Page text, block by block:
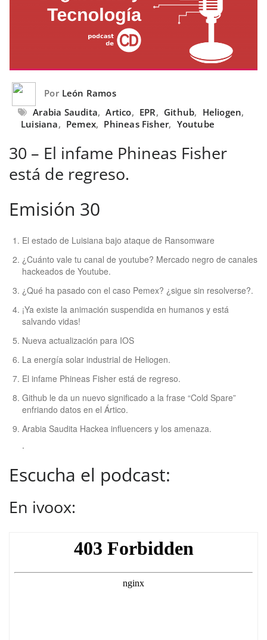
Por León Ramos
Arabia Saudita, Artico, EPR, Github, Heliogen,
Luisiana, Pemex, Phineas Fisher, Youtube
30 – El infame Phineas Fisher
está de regreso.
Emisión 30
El estado de Luisiana bajo ataque de Ransomware
¿Cuánto vale tu canal de youtube? Mercado negro de canales
hackeados de Youtube.
¿Qué ha pasado con el caso Pemex? ¿sigue sin resolverse?.
¡Ya existe la animación suspendida en humanos y está
salvando vidas!
Nueva actualización para IOS
La energía solar industrial de Heliogen.
El infame Phineas Fisher está de regreso.
Github le da un nuevo significado a la frase “Cold Spare”
enfriando datos en el Ártico.
Arabia Saudita Hackea influencers y los amenaza.
.
Escucha el podcast:
En ivoox: